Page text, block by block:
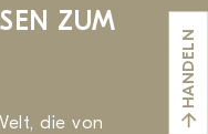
ZUM
die von
HANDELN